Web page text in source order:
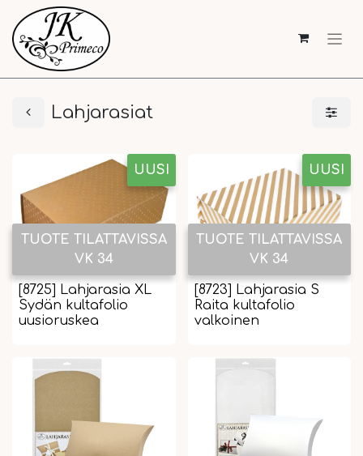
Lahjarasiat
UUSI
TUOTE TILATTAVISSA
VK 34
[8725] Lahjarasia XL
Sydän kultafolio
uusioruskea
UUSI
TUOTE TILATTAVISSA
VK 34
[8723] Lahjarasia S
Raita kultafolio
valkoinen